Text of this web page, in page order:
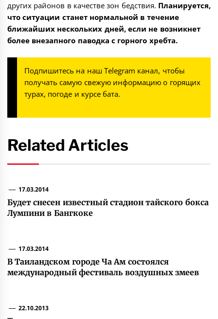
других районов в качестве зон бедствия. Планируется,
что ситуации станет нормальной в течение
ближайших нескольких дней, если не возникнет
более внезапного паводка с горного хребта.
Подпишитесь на наш Telegram канал, чтобы
получать самую свежую информацию о горящих
турах, погоде и курсе бата.
Related Articles
17.03.2014
Будет снесен известный стадион тайского бокса
Лумпини в Бангкоке
17.03.2014
В Таиландском городе Ча Ам состоялся
международный фестиваль воздушных змеев
22.10.2013